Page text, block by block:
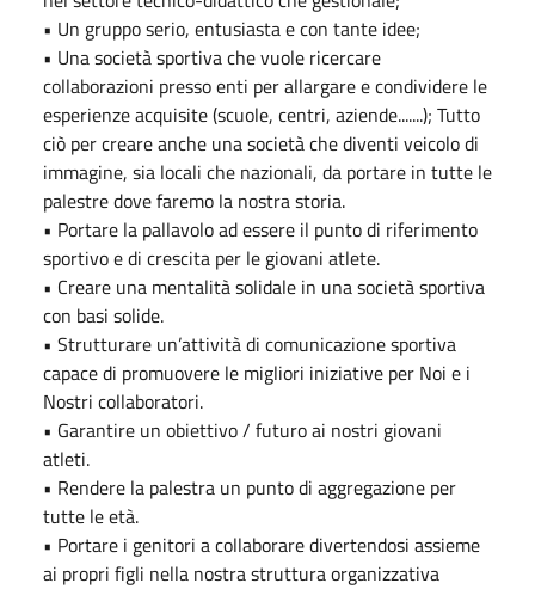
• Un gruppo serio, entusiasta e con tante idee;
• Una società sportiva che vuole ricercare
collaborazioni presso enti per allargare e condividere le
esperienze acquisite (scuole, centri, aziende.......); Tutto
ciò per creare anche una società che diventi veicolo di
immagine, sia locali che nazionali, da portare in tutte le
palestre dove faremo la nostra storia.
• Portare la pallavolo ad essere il punto di riferimento
sportivo e di crescita per le giovani atlete.
• Creare una mentalità solidale in una società sportiva
con basi solide.
• Strutturare un’attività di comunicazione sportiva
capace di promuovere le migliori iniziative per Noi e i
Nostri collaboratori.
• Garantire un obiettivo / futuro ai nostri giovani
atleti.
• Rendere la palestra un punto di aggregazione per
tutte le età.
• Portare i genitori a collaborare divertendosi assieme
ai propri figli nella nostra struttura organizzativa